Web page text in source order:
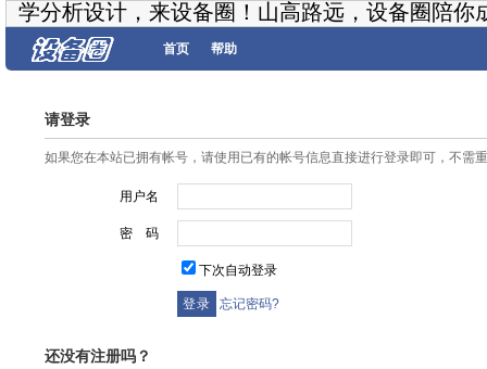
学分析设计，来设备圈！山高路远，设备圈陪你
首页 帮助
请登录
如果您在本站已拥有帐号，请使用已有的帐号信息直接进行登录即可，不需
用户名
密 码
下次自动登录
忘记密码?
还没有注册吗？